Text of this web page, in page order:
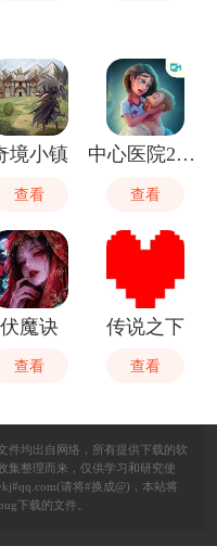
境小镇
查看
中心医院2治愈时光安卓官方版
查看
伏魔诀
查看
传说之下
查看
件均出自网络，所有提供下载的软
集整理而来，仅供学习和研究使
请将#换成@)，本站将
下载的文件。